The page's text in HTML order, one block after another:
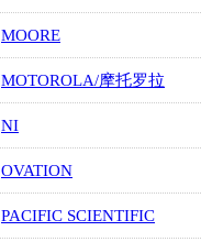
MOORE
MOTOROLA/摩托罗拉
NI
OVATION
PACIFIC SCIENTIFIC